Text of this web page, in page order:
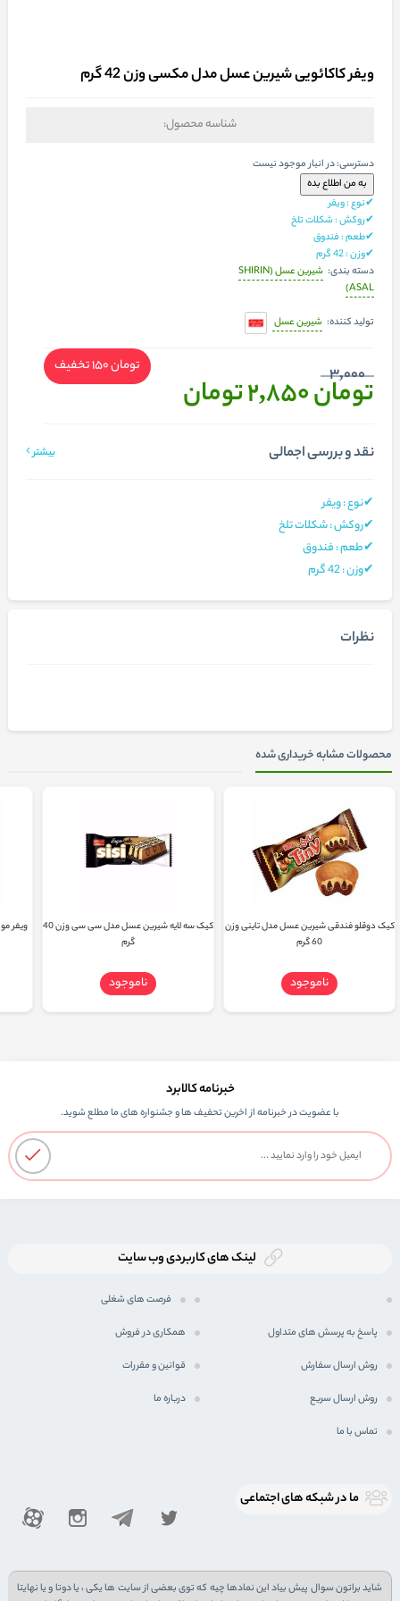
ویفر کاکائویی شیرین عسل مدل مکسی وزن 42 گرم
شناسه محصول:
دسترسی:در انبار موجود نیست
✔نوع : ویفر
✔روکش : شکلات تلخ
✔طعم : فندوق
✔وزن : 42 گرم
دسته بندی:
شیرین عسل (SHIRIN
ASAL)
تولید کننده: شیرین عسل
3,000
تومان 2,850 تومان
تومان 150 تخفیف
نقد و بررسی اجمالی بیشتر
✔نوع : ویفر
✔روکش : شکلات تلخ
✔طعم : فندوق
✔وزن : 42 گرم
نظرات
محصولات مشابه خریداری شده
کیک دوقلو فندقی شیرین عسل مدل تاینی وزن
60 گرم
ناموجود
کیک سه لایه شیرین عسل مدل سی سی وزن 40
گرم
ناموجود
خبرنامه کالابرد
با عضویت در خبرنامه از اخرین تحفیف ها و جشنواره های ما مطلع شوید.
لینک های کاربردی وب سایت
فرصت های شغلی
پاسخ به پرسش های متداول همکاری در فروش
روش ارسال سفارش قوانین و مقررات
روش ارسال سریع درباره ما
تماس با ما
ما در شبكه های اجتماعی
شاید براتون سوال پیش بیاد این نمادها چیه که توی بعضی از سایت ها یکی ، یا دوتا و یا نهایتا